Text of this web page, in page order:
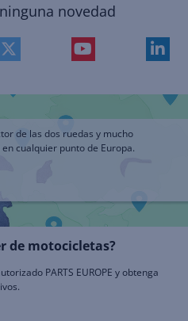
novedad
de las dos ruedas y mucho
cualquier punto de Europa.
de motocicletas?
PARTS EUROPE y obtenga